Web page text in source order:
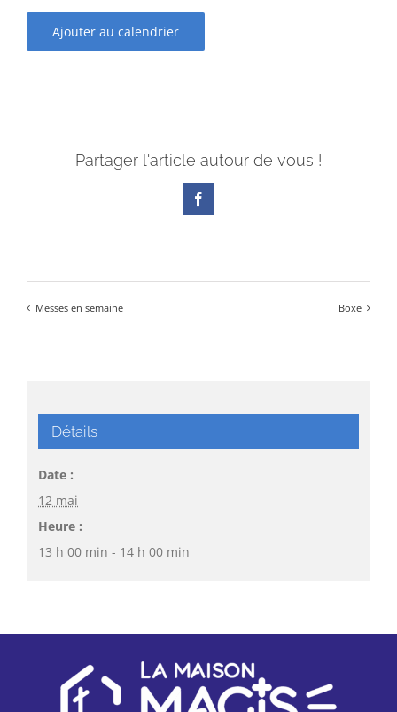
Ajouter au calendrier
Partager l'article autour de vous !
Facebook
Messes en semaine Boxe
Détails
Date :
12 mai
Heure :
13 h 00 min - 14 h 00 min